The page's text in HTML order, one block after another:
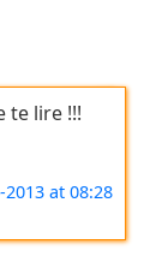
te lire !!!
at 08:28